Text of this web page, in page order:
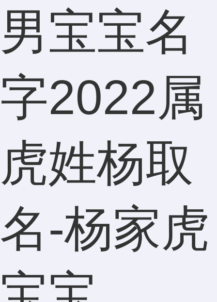
男宝宝名
字2022属
虎姓杨取
名-杨家虎